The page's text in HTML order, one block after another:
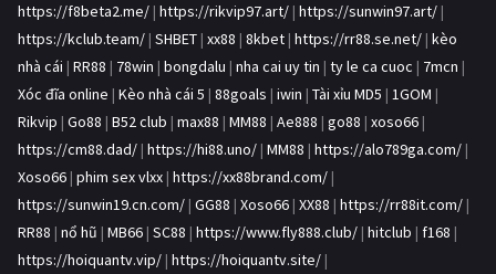
https://f8beta2.me/ | https://rikvip97.art/ | https://sunwin97.art/ |
https://kclub.team/ | SHBET | xx88 | 8kbet | https://rr88.se.net/ | kèo
nhà cái | RR88 | 78win | bongdalu | nha cai uy tin | ty le ca cuoc | 7mcn |
Xóc đĩa online | Kèo nhà cái 5 | 88goals | iwin | Tài xỉu MD5 | 1GOM |
Rikvip | Go88 | B52 club | max88 | MM88 | Ae888 | go88 | xoso66 |
https://cm88.dad/ | https://hi88.uno/ | MM88 | https://alo789ga.com/ |
Xoso66 | phim sex vlxx | https://xx88brand.com/ |
https://sunwin19.cn.com/ | GG88 | Xoso66 | XX88 | https://rr88it.com/ |
RR88 | nổ hũ | MB66 | SC88 | https://www.fly888.club/ | hitclub | f168 |
https://hoiquantv.vip/ | https://hoiquantv.site/ |